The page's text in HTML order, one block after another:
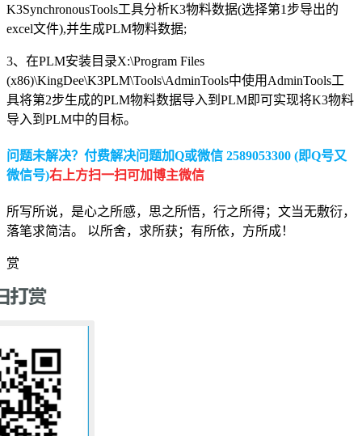
K3SynchronousTools工具分析K3物料数据(选择第1步导出的
excel文件),并生成PLM物料数据;
3、在PLM安装目录X:\Program Files
(x86)\KingDee\K3PLM\Tools\AdminTools中使用AdminTools工
具将第2步生成的PLM物料数据导入到PLM即可实现将K3物料
导入到PLM中的目标。
问题未解决？付费解决问题加Q或微信 2589053300 (即Q号又
微信号)右上方扫一扫可加博主微信
所写所说，是心之所感，思之所悟，行之所得；文当无敷衍，
落笔求简洁。 以所舍，求所获；有所依，方所成！
赏